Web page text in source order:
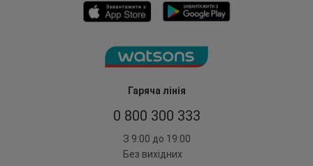
Гаряча лінія
0 800 300 333
З 9:00 до 19:00
Без вихідних